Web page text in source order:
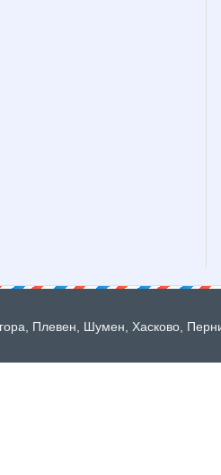
Плевен, Шумен, Хасково,